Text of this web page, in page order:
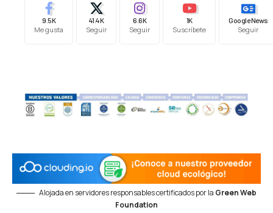
9.5K
Me gusta
41.4K
Seguir
6.6K
Seguir
1K
Suscríbete
Google News
Seguir
Alojada en servidores responsables certificados por la Green Web
Foundation